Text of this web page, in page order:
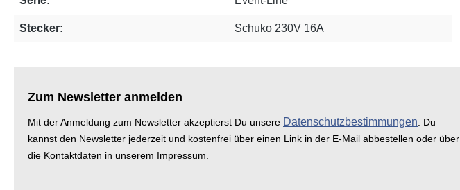
Stecker: Schuko 230V 16A
Zum Newsletter anmelden
Mit der Anmeldung zum Newsletter akzeptierst Du unsere Datenschutzbestimmungen. Du
kannst den Newsletter jederzeit und kostenfrei über einen Link in der E-Mail abbestellen oder über
die Kontaktdaten in unserem Impressum.